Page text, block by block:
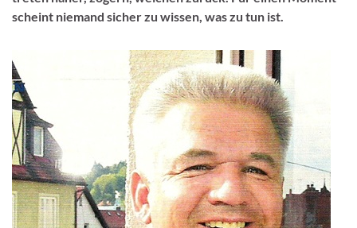
scheint niemand sicher zu wissen, was zu tun ist.